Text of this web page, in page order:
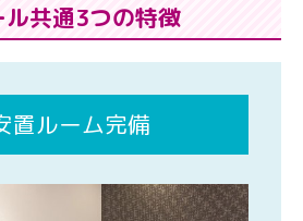
ル共通3つの特徴
置ルーム完備